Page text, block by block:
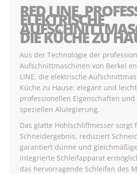
RED LINE,
ELEKTRISCHE
DIE KÜCHE ZU
Aus der Technologie der
Aufschnittmaschinen von Berkel
LINE, die elektrische
Küche zu Hause: elegant und
professionellen Eigenschaften
speziellen Alulegierung.
Das glatte Hohlschliffmesser sorgt
Schneidergebnis, reduziert
garantiert dünne und
integrierte Schleifapparat
das hervorragende Schleifen des